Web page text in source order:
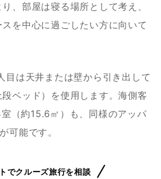
、部屋は寝る場所として考え、
を中心に過ごしたい方に向いて
目は天井または壁から引き出して
ベッド）を使用します。海側客
（約15.6㎡）も、同様のアッパ
可能です。
でクルーズ旅行を相談